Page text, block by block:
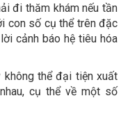
đi thăm khám nếu tần
con số cụ thể trên đặc
cảnh báo hệ tiêu hóa
không thể đại tiện xuất
cụ thể về một số